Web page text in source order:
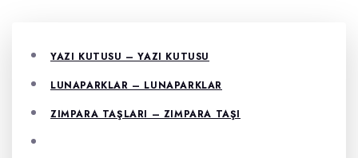
YAZI KUTUSU – YAZI KUTUSU
LUNAPARKLAR – LUNAPARKLAR
ZIMPARA TAŞLARI – ZIMPARA TAŞI